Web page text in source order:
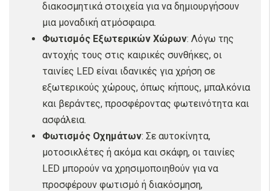
διακοσμητικά στοιχεία για να δημιουργήσουν
μια μοναδική ατμόσφαιρα.
Φωτισμός Εξωτερικών Χώρων: Λόγω της
αντοχής τους στις καιρικές συνθήκες, οι
ταινίες LED είναι ιδανικές για χρήση σε
εξωτερικούς χώρους, όπως κήπους, μπαλκόνια
και βεράντες, προσφέροντας φωτεινότητα και
ασφάλεια.
Φωτισμός Οχημάτων: Σε αυτοκίνητα,
μοτοσικλέτες ή ακόμα και σκάφη, οι ταινίες
LED μπορούν να χρησιμοποιηθούν για να
προσφέρουν φωτισμό ή διακόσμηση,